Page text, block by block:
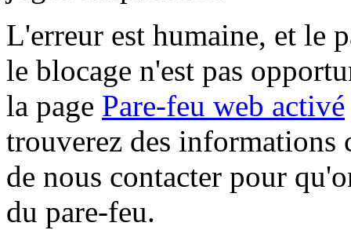
L'erreur est humaine, et le
le blocage n'est pas
la page Pare-feu web activé
trouverez des informations
de nous contacter pour
du pare-feu.